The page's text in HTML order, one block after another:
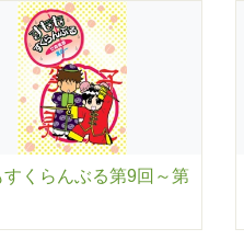
すくらんぶる第9回～第